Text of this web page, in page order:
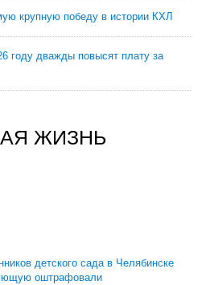
крупную победу в истории КХЛ
году дважды повысят плату за
ЖИЗНЬ
детского сада в Челябинске
оштрафовали